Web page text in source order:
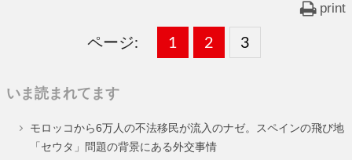
print
ページ:
固
ー
1 ,
固
ー
2 ,
固
ー
3
いま読まれてます
モロッコから6万人の不法移民が流入のナゼ。スペインの飛び地
「セウタ」問題の背景にある外交事情